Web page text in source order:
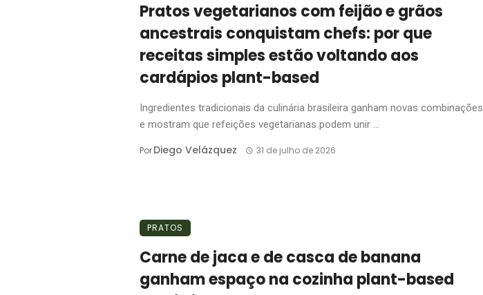
Pratos vegetarianos com feijão e grãos
ancestrais conquistam chefs: por que
receitas simples estão voltando aos
cardápios plant-based
Ingredientes tradicionais da culinária brasileira ganham novas combinações
e mostram que refeições vegetarianas podem unir ...
PorDiego Velázquez 31 de julho de 2026
PRATOS
Carne de jaca e de casca de banana
ganham espaço na cozinha plant-based